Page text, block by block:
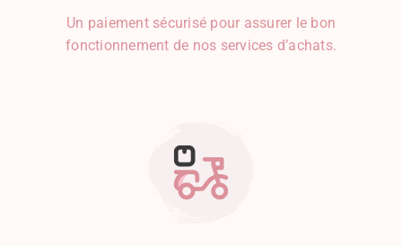
Un paiement sécurisé pour assurer le bon
fonctionnement de nos services d’achats.